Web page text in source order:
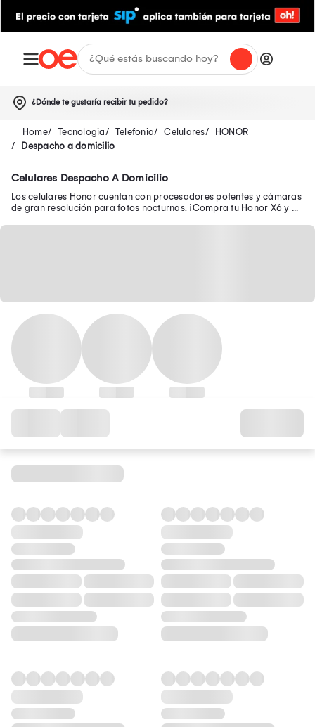
¿Dónde te gustaría recibir tu pedido?
Tecnologia Telefonia Celulares
HONOR
Despacho a domicilio
Celulares Despacho A Domicilio
Los celulares Honor cuentan con procesadores potentes y cámaras
de gran resolución para fotos nocturnas. ¡Compra tu Honor X6 y X8